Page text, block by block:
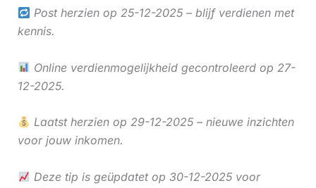
Post herzien op 25-12-2025 – blijf verdienen met
kennis.
Online verdienmogelijkheid gecontroleerd op 27-
12-2025.
Laatst herzien op 29-12-2025 – nieuwe inzichten
voor jouw inkomen.
Deze tip is geüpdatet op 30-12-2025 voor